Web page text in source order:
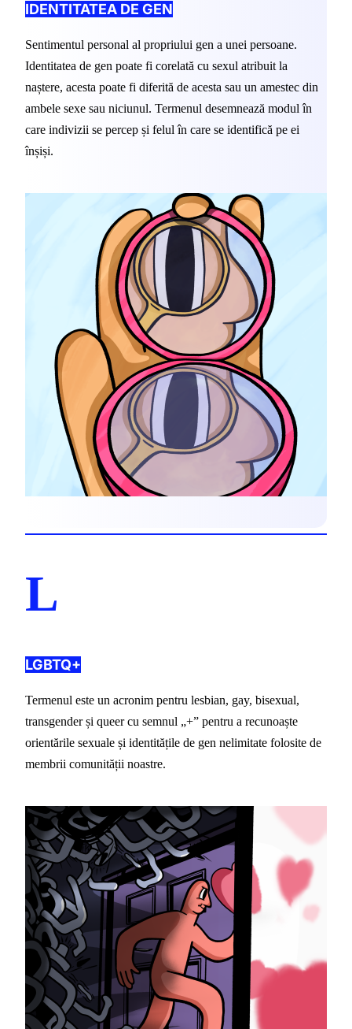
IDENTITATEA DE GEN
Sentimentul personal al propriului gen a unei persoane.
Identitatea de gen poate fi corelată cu sexul atribuit la
naștere, acesta poate fi diferită de acesta sau un amestec din
ambele sexe sau niciunul. Termenul desemnează modul în
care indivizii se percep și felul în care se identifică pe ei
înșiși.
L
LGBTQ+
Termenul este un acronim pentru lesbian, gay, bisexual,
transgender și queer cu semnul „+” pentru a recunoaște
orientările sexuale și identitățile de gen nelimitate folosite de
membrii comunității noastre.